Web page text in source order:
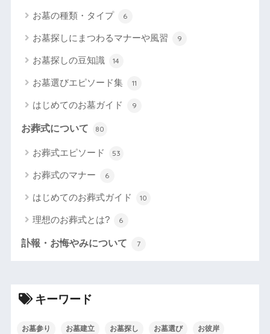
お墓の種類・タイプ 6
お墓探しにまつわるマナーや風習 9
お墓探しの豆知識 14
お墓選びエピソード集 11
はじめてのお墓ガイド 9
お葬式について 80
お葬式エピソード 53
お葬式のマナー 6
はじめてのお葬式ガイド 10
理想のお葬式とは? 6
訃報・お悔やみについて 7
キーワード
お墓参り お墓建立 お墓探し お墓選び お彼岸